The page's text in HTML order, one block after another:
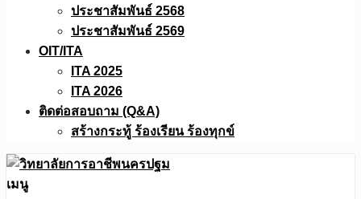
ประชาสัมพันธ์ 2568
ประชาสัมพันธ์ 2569
OIT/ITA
ITA 2025
ITA 2026
ติดต่อสอบถาม (Q&A)
สร้างกระทู้ ร้องเรียน ร้องทุกข์
เมนู